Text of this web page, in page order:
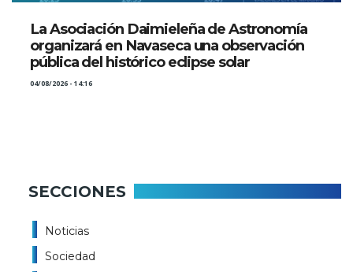
La Asociación Daimieleña de Astronomía
organizará en Navaseca una observación
pública del histórico eclipse solar
04/08/2026 - 14:16
SECCIONES
Noticias
Sociedad